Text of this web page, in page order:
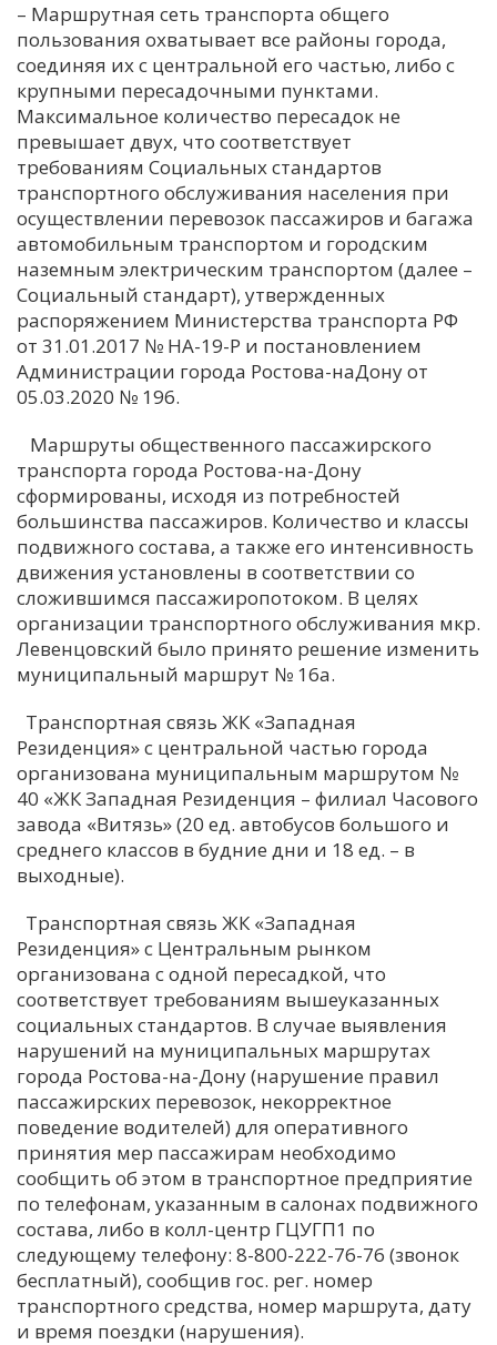
– Маршрутная сеть транспорта общего
пользования охватывает все районы города,
соединяя их с центральной его частью, либо с
крупными пересадочными пунктами.
Максимальное количество пересадок не
превышает двух, что соответствует
требованиям Социальных стандартов
транспортного обслуживания населения при
осуществлении перевозок пассажиров и багажа
автомобильным транспортом и городским
наземным электрическим транспортом (далее –
Социальный стандарт), утвержденных
распоряжением Министерства транспорта РФ
от 31.01.2017 № НА-19-Р и постановлением
Администрации города Ростова-наДону от
05.03.2020 № 196.
Маршруты общественного пассажирского
транспорта города Ростова-на-Дону
сформированы, исходя из потребностей
большинства пассажиров. Количество и классы
подвижного состава, а также его интенсивность
движения установлены в соответствии со
сложившимся пассажиропотоком. В целях
организации транспортного обслуживания мкр.
Левенцовский было принято решение изменить
муниципальный маршрут № 16а.
Транспортная связь ЖК «Западная
Резиденция» с центральной частью города
организована муниципальным маршрутом №
40 «ЖК Западная Резиденция – филиал Часового
завода «Витязь» (20 ед. автобусов большого и
среднего классов в будние дни и 18 ед. – в
выходные).
Транспортная связь ЖК «Западная
Резиденция» с Центральным рынком
организована с одной пересадкой, что
соответствует требованиям вышеуказанных
социальных стандартов. В случае выявления
нарушений на муниципальных маршрутах
города Ростова-на-Дону (нарушение правил
пассажирских перевозок, некорректное
поведение водителей) для оперативного
принятия мер пассажирам необходимо
сообщить об этом в транспортное предприятие
по телефонам, указанным в салонах подвижного
состава, либо в колл-центр ГЦУГП1 по
следующему телефону: 8-800-222-76-76 (звонок
бесплатный), сообщив гос. рег. номер
транспортного средства, номер маршрута, дату
и время поездки (нарушения).